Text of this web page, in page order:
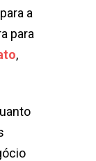
a
para
,